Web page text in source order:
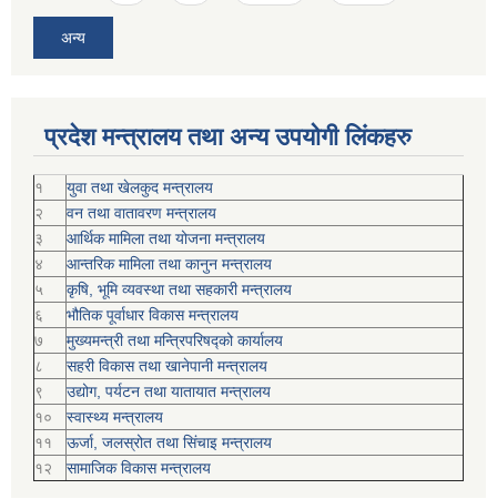
अन्य
प्रदेश मन्त्रालय तथा अन्य उपयोगी लिंकहरु
१
युवा तथा खेलकुद मन्त्रालय
२
वन तथा वातावरण मन्त्रालय
३
आर्थिक मामिला तथा योजना मन्त्रालय
४
आन्तरिक मामिला तथा कानुन मन्त्रालय
५
कृषि, भूमि व्यवस्था तथा सहकारी मन्त्रालय
६
भौतिक पूर्वाधार विकास मन्त्रालय
७
मुख्यमन्त्री तथा मन्त्रिपरिषद्को कार्यालय
८
सहरी विकास तथा खानेपानी मन्त्रालय
९
उद्योग, पर्यटन तथा यातायात मन्त्रालय
१०
स्वास्थ्य मन्त्रालय
११
ऊर्जा, जलस्रोत तथा सिंचाइ मन्त्रालय
१२
सामाजिक विकास मन्‍‍त्रालय